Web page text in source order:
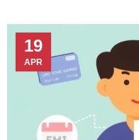
19
APR